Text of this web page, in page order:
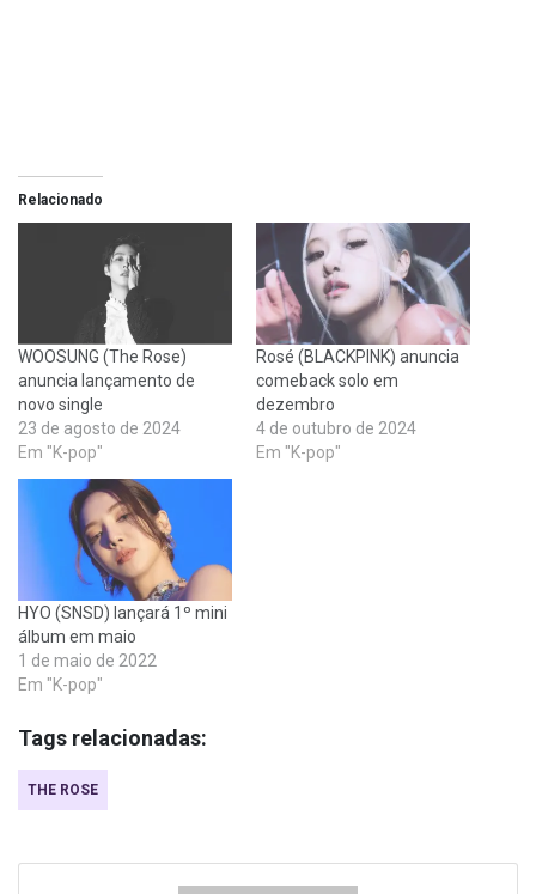
Relacionado
WOOSUNG (The Rose)
anuncia lançamento de
novo single
23 de agosto de 2024
Em "K-pop"
Rosé (BLACKPINK) anuncia
comeback solo em
dezembro
4 de outubro de 2024
Em "K-pop"
HYO (SNSD) lançará 1º mini
álbum em maio
1 de maio de 2022
Em "K-pop"
Tags relacionadas:
THE ROSE